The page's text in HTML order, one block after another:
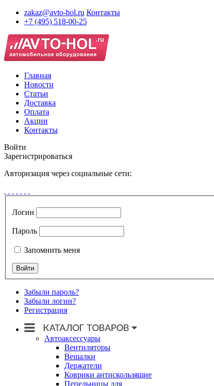
zakaz@avto-hol.ru Контакты
+7 (495) 518-00-25
Главная
Новости
Статьи
Доставка
Оплата
Акции
Контакты
Войти
Зарегистрироваться
Авторизация через социальные сети:
Логин
Пароль
Запомнить меня
Забыли пароль?
Забыли логин?
Регистрация
Автоаксессуары
Вентиляторы
Вешалки
Держатели
Коврики антискользящие
Пепельницы для